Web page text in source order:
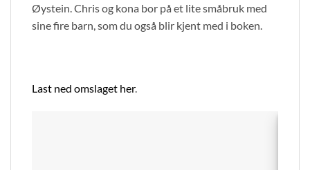
Øystein. Chris og kona bor på et lite småbruk med
sine fire barn, som du også blir kjent med i boken.
Last ned omslaget her.